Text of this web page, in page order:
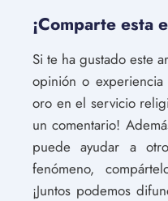
¡Comparte esta
Si te ha gustado este
opinión o
oro en el servicio
un comentario!
puede ayudar a
fenómeno,
¡Juntos podemos